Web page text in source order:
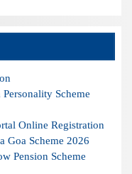
Scheme
Online Registration
Goa Scheme 2026
Pension Scheme